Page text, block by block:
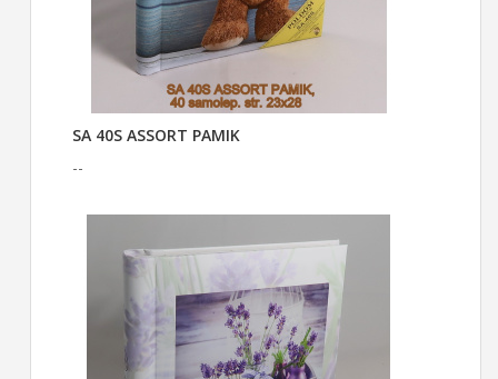
SA 40S ASSORT PAMIK
--